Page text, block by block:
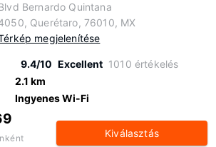
Bernardo Quintana
Querétaro, 76010, MX
megjelenítése
9.4/10 Excellent 1010 értékelés
2.1 km
Ingyenes Wi-Fi
Kiválasztás